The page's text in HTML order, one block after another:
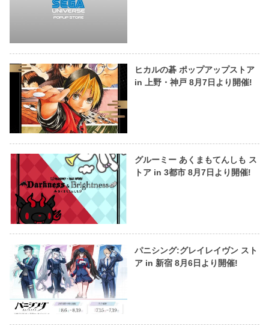
ヒカルの碁 ポップアップストア
in 上野・神戸 8月7日より開催!
グルーミー あくまもてんしも ス
トア in 3都市 8月7日より開催!
パニシング:グレイレイヴン スト
ア in 新宿 8月6日より開催!